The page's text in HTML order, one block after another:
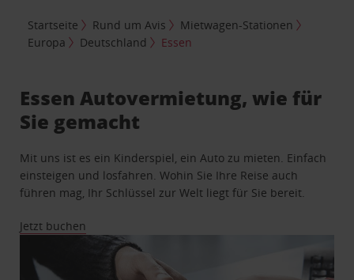
Startseite Rund um Avis
Mietwagen-Stationen
Europa
Deutschland Essen
Essen Autovermietung, wie für
Sie gemacht
Mit uns ist es ein Kinderspiel, ein Auto zu mieten. Einfach
einsteigen und losfahren. Wohin Sie Ihre Reise auch
führen mag, Ihr Schlüssel zur Welt liegt für Sie bereit.
Jetzt buchen